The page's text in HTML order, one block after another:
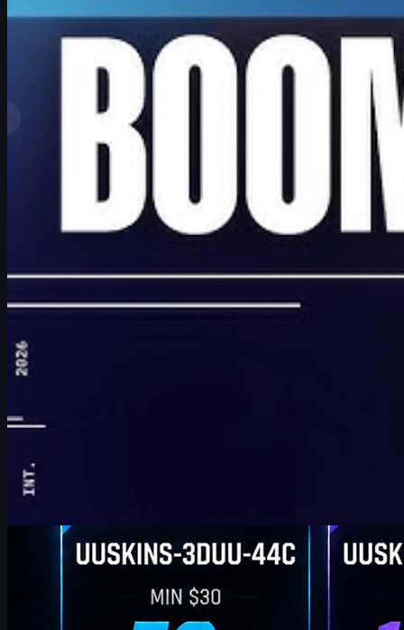
parDavid William
Voir plus
Meilleurs classements